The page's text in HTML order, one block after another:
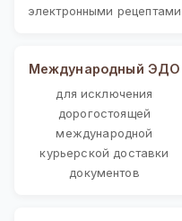
электронными рецептами
Международный ЭДО
для исключения
дорогостоящей
международной
курьерской доставки
документов